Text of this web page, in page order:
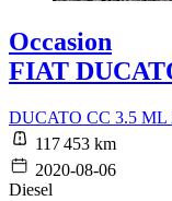
Occasion
FIAT
DUCATO CC 3.5 ML
117 453 km
2020-08-06
Diesel